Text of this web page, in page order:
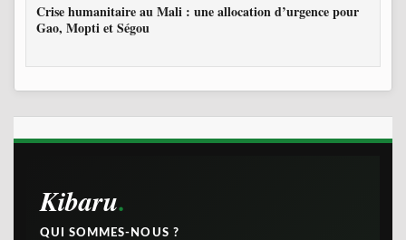
Crise humanitaire au Mali : une allocation d’urgence pour
Gao, Mopti et Ségou
Kibaru
QUI SOMMES-NOUS ?